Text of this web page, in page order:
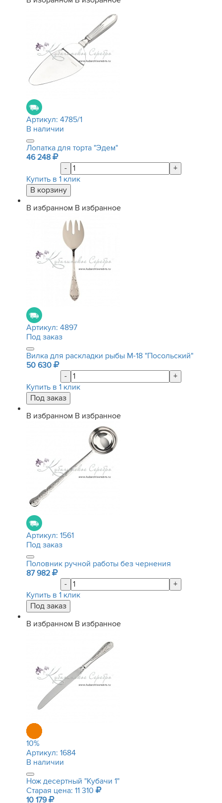
Артикул: 4785/1
В наличии
Лопатка для торта "Эдем"
46 248
-
+
Купить в 1 клик
В избранном В избранное
Артикул: 4897
Под заказ
Вилка для раскладки рыбы М-18 "Посольский"
50 630
-
+
Купить в 1 клик
В избранном В избранное
Артикул: 1561
Под заказ
Половник ручной работы без чернения
87 982
-
+
Купить в 1 клик
В избранном В избранное
10%
Артикул: 1684
В наличии
Нож десертный "Кубачи 1"
Старая цена: 11 310
10 179